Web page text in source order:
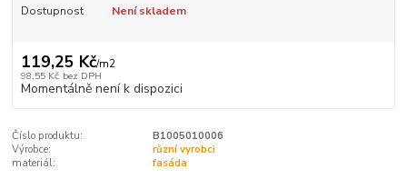
Dostupnost Není skladem
119,25 Kč/m2
98,55 Kč bez DPH
Momentálně není k dispozici
Číslo produktu:
B1005010006
Výrobce:
různí vyrobci
materiál:
fasáda